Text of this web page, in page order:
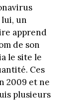
un
apprend
de son
le site le
Ces
2009 et ne
plusieurs